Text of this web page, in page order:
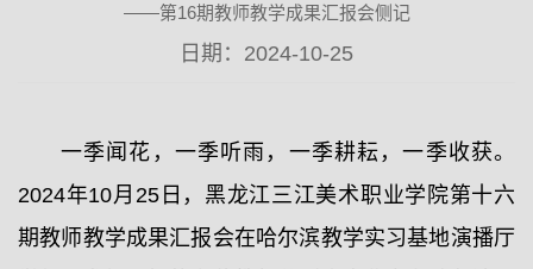
——第16期教师教学成果汇报会侧记
日期：2024-10-25
一季闻花，一季听雨，一季耕耘，一季收获。
2024年10月25日，黑龙江三江美术职业学院第十六
期教师教学成果汇报会在哈尔滨教学实习基地演播厅